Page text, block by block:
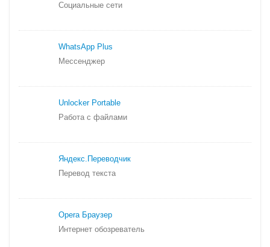
Социальные сети
WhatsApp Plus
Мессенджер
Unlocker Portable
Работа с файлами
Яндекс. Переводчик
Перевод текста
Opera Браузер
Интернет обозреватель